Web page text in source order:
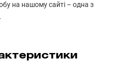
на нашому сайті – одна з